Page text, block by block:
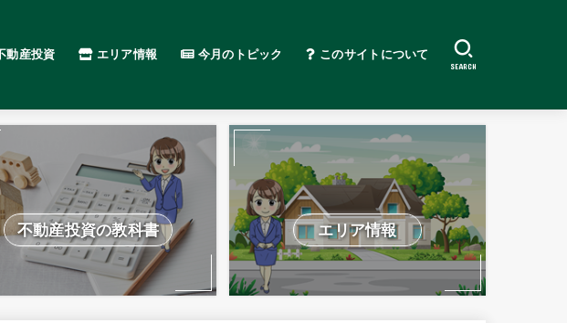
動産投資 エリア情報 今月のトピック このサイトについて
SEARCH
不動産投資の教科書 エリア情報